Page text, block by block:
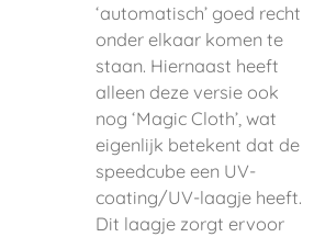
‘automatisch’ goed recht
onder elkaar komen te
staan. Hiernaast heeft
alleen deze versie ook
nog ‘Magic Cloth’, wat
eigenlijk betekent dat de
speedcube een UV-
coating/UV-laagje heeft.
Dit laagje zorgt ervoor